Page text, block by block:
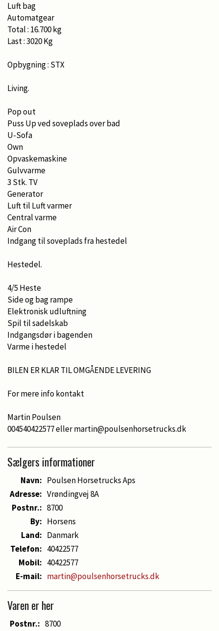
Luft bag
Automatgear
Total : 16.700 kg
Last : 3020 Kg
Opbygning : STX
Living.
Pop out
Puss Up ved soveplads over bad
U-Sofa
Own
Opvaskemaskine
Gulvvarme
3 Stk. TV
Generator
Luft til Luft varmer
Central varme
Air Con
Indgang til soveplads fra hestedel
Hestedel.
4/5 Heste
Side og bag rampe
Elektronisk udluftning
Spil til sadelskab
Indgangsdør i bagenden
Varme i hestedel
BILEN ER KLAR TIL OMGÅENDE LEVERING
For mere info kontakt
Martin Poulsen
004540422577 eller martin@poulsenhorsetrucks.dk
Sælgers informationer
Navn: Poulsen Horsetrucks Aps
Adresse: Vrøndingvej 8A
Postnr.: 8700
By: Horsens
Land: Danmark
Telefon: 40422577
Mobil: 40422577
E-mail: martin@poulsenhorsetrucks.dk
Varen er her
Postnr.: 8700